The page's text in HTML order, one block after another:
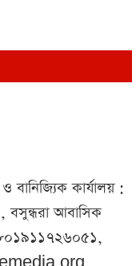
কার্যালয় :
বসুন্ধরা আবাসিক